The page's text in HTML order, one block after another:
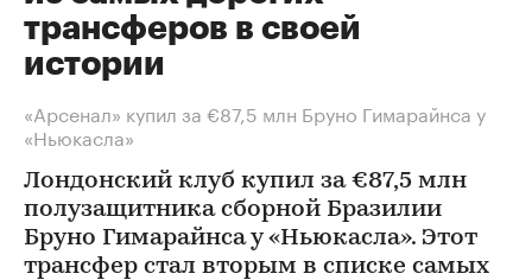
трансферов в своей
истории
«Арсенал» купил за €87,5 млн Бруно Гимарайнса у
«Ньюкасла»
Лондонский клуб купил за €87,5 млн
полузащитника сборной Бразилии
Бруно Гимарайнса у «Ньюкасла». Этот
трансфер стал вторым в списке самых